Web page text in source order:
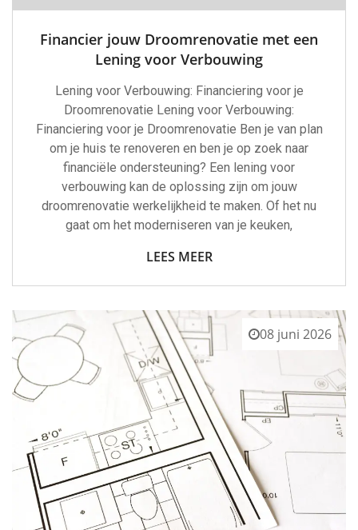
Financier jouw Droomrenovatie met een
Lening voor Verbouwing
Lening voor Verbouwing: Financiering voor je
Droomrenovatie Lening voor Verbouwing:
Financiering voor je Droomrenovatie Ben je van plan
om je huis te renoveren en ben je op zoek naar
financiële ondersteuning? Een lening voor
verbouwing kan de oplossing zijn om jouw
droomrenovatie werkelijkheid te maken. Of het nu
gaat om het moderniseren van je keuken,
LEES MEER
08 juni 2026